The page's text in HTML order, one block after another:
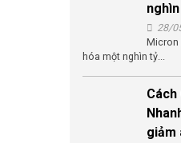
28/
Micron
hóa một nghìn tỷ...
Cách
giảm